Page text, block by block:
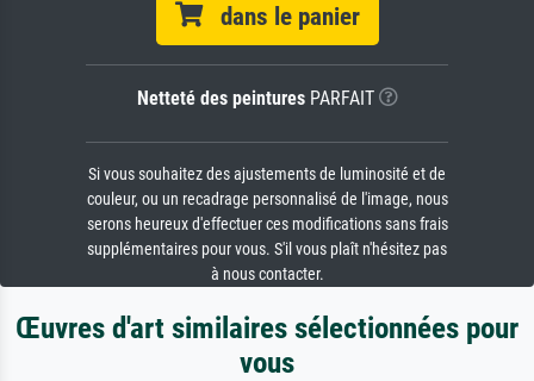
dans le panier
Netteté des peinturesPARFAIT
Si vous souhaitez des ajustements de luminosité et de
couleur, ou un recadrage personnalisé de l'image, nous
serons heureux d'effectuer ces modifications sans frais
supplémentaires pour vous. S'il vous plaît n'hésitez pas
à nous contacter.
Œuvres d'art similaires sélectionnées pour
vous